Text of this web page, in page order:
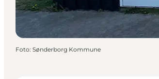
Foto: Sønderborg Kommune